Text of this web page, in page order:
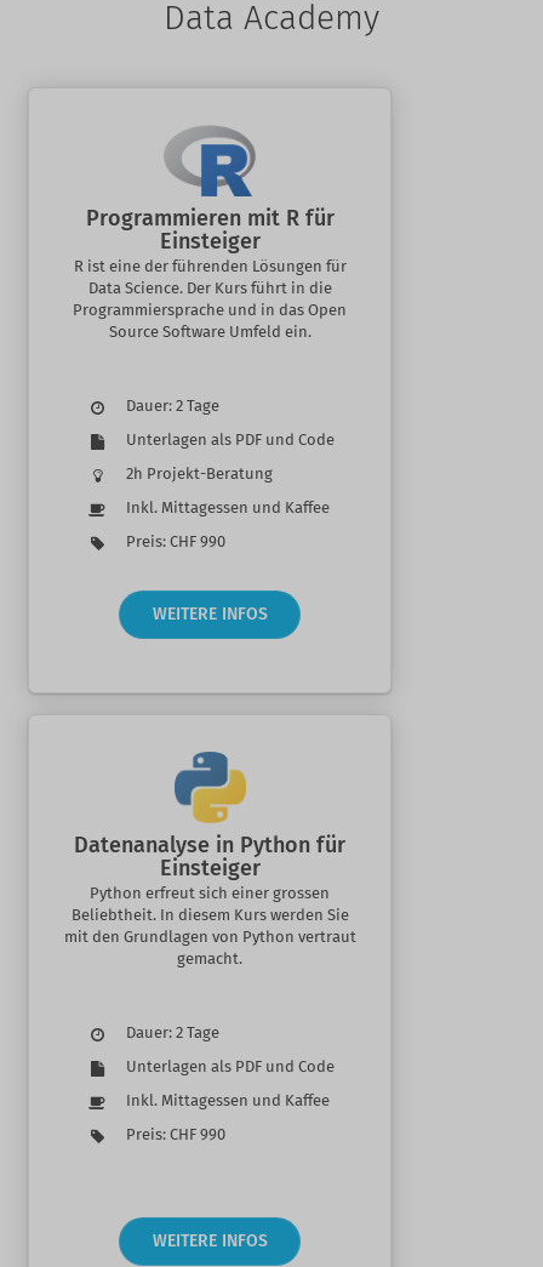
Data Academy
Programmieren mit R für
Einsteiger
R ist eine der führenden Lösungen für
Data Science. Der Kurs führt in die
Programmiersprache und in das Open
Source Software Umfeld ein.
Dauer: 2 Tage
Unterlagen als PDF und Code
2h Projekt-Beratung
Inkl. Mittagessen und Kaffee
Preis: CHF 990
WEITERE INFOS
Datenanalyse in Python für
Einsteiger
Python erfreut sich einer grossen
Beliebtheit. In diesem Kurs werden Sie
mit den Grundlagen von Python vertraut
gemacht.
Dauer: 2 Tage
Unterlagen als PDF und Code
Inkl. Mittagessen und Kaffee
Preis: CHF 990
WEITERE INFOS